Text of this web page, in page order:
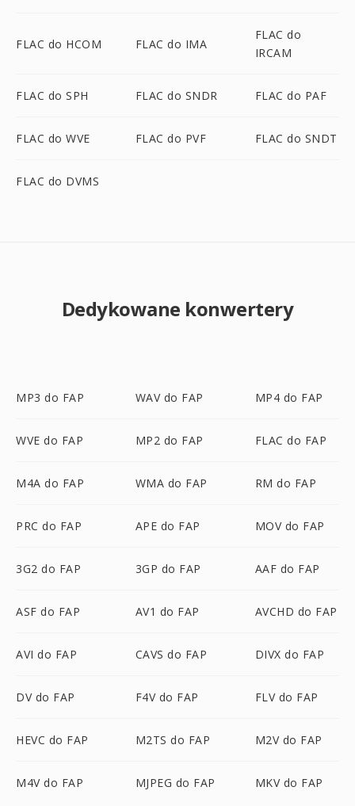
FLAC do HCOM FLAC do IMA
FLAC do
IRCAM
FLAC do SPH FLAC do SNDR FLAC do PAF
FLAC do WVE FLAC do PVF FLAC do SNDT
FLAC do DVMS
Dedykowane konwertery
MP3 do FAP WAV do FAP MP4 do FAP
WVE do FAP MP2 do FAP FLAC do FAP
M4A do FAP WMA do FAP RM do FAP
PRC do FAP APE do FAP MOV do FAP
3G2 do FAP 3GP do FAP AAF do FAP
ASF do FAP AV1 do FAP AVCHD do FAP
AVI do FAP CAVS do FAP DIVX do FAP
DV do FAP F4V do FAP FLV do FAP
HEVC do FAP M2TS do FAP M2V do FAP
M4V do FAP MJPEG do FAP MKV do FAP